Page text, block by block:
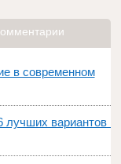
в современном
вариантов и